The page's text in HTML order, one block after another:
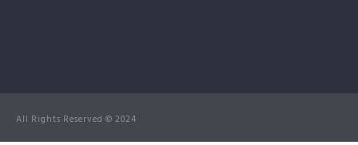
All Rights Reserved © 2024